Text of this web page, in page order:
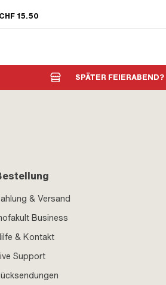
Linsenkopf · Anwendungsbereich: Standard · Antrieb:
CHF 15.50
SPÄTER FEIERABEND?
& Versand
Business
& Kontakt
Support